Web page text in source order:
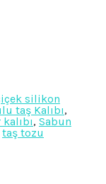
silikon
taş Kalıbı,
, Sabun
taş tozu